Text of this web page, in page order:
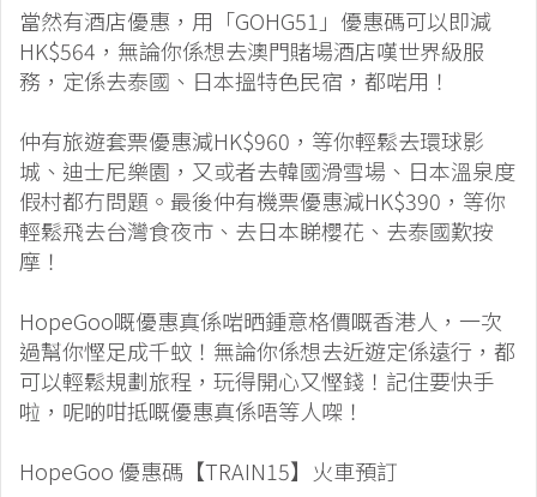
當然有酒店優惠，用「GOHG51」優惠碼可以即減
HK$564，無論你係想去澳門賭場酒店嘆世界級服
務，定係去泰國、日本搵特色民宿，都啱用！
仲有旅遊套票優惠減HK$960，等你輕鬆去環球影
城、迪士尼樂園，又或者去韓國滑雪場、日本溫泉度
假村都冇問題。最後仲有機票優惠減HK$390，等你
輕鬆飛去台灣食夜市、去日本睇櫻花、去泰國歎按
摩！
HopeGoo嘅優惠真係啱晒鍾意格價嘅香港人，一次
過幫你慳足成千蚊！無論你係想去近遊定係遠行，都
可以輕鬆規劃旅程，玩得開心又慳錢！記住要快手
啦，呢啲咁抵嘅優惠真係唔等人㗎！
HopeGoo 優惠碼【TRAIN15】火車預訂